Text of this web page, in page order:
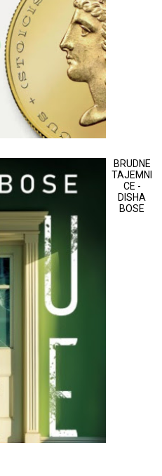
BRUDNE
TAJEMNI
CE -
DISHA
BOSE